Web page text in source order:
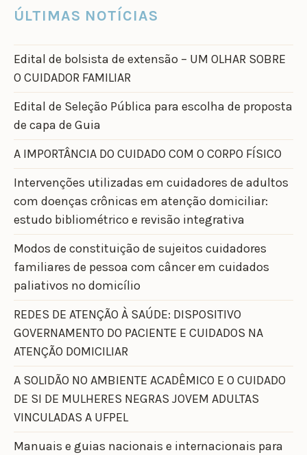
ÚLTIMAS NOTÍCIAS
Edital de bolsista de extensão – UM OLHAR SOBRE
O CUIDADOR FAMILIAR
Edital de Seleção Pública para escolha de proposta
de capa de Guia
A IMPORTÂNCIA DO CUIDADO COM O CORPO FÍSICO
Intervenções utilizadas em cuidadores de adultos
com doenças crônicas em atenção domiciliar:
estudo bibliométrico e revisão integrativa
Modos de constituição de sujeitos cuidadores
familiares de pessoa com câncer em cuidados
paliativos no domicílio
REDES DE ATENÇÃO À SAÚDE: DISPOSITIVO
GOVERNAMENTO DO PACIENTE E CUIDADOS NA
ATENÇÃO DOMICILIAR
A SOLIDÃO NO AMBIENTE ACADÊMICO E O CUIDADO
DE SI DE MULHERES NEGRAS JOVEM ADULTAS
VINCULADAS A UFPEL
Manuais e guias nacionais e internacionais para